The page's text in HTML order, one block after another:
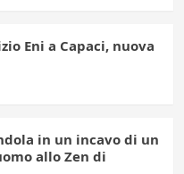
Eni a Capaci, nuova
in un incavo di un
allo Zen di